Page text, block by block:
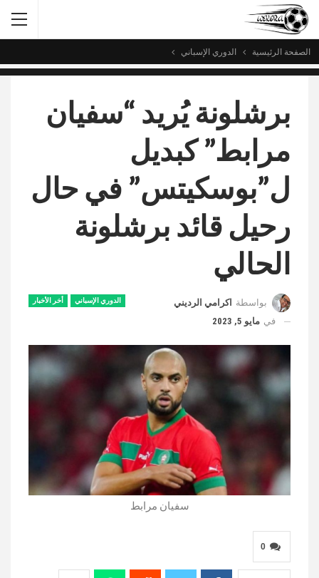
الصفحة الرئيسية الدوري الإسباني
برشلونة يُريد “سفيان
مرابط” كبديل
ل”بوسكيتس” في حال
رحيل قائد برشلونة
الحالي
الدوري الإسباني أخر الأخبار بواسطة اكرامي الرديني
في مايو 5, 2023
سفيان مرابط
0